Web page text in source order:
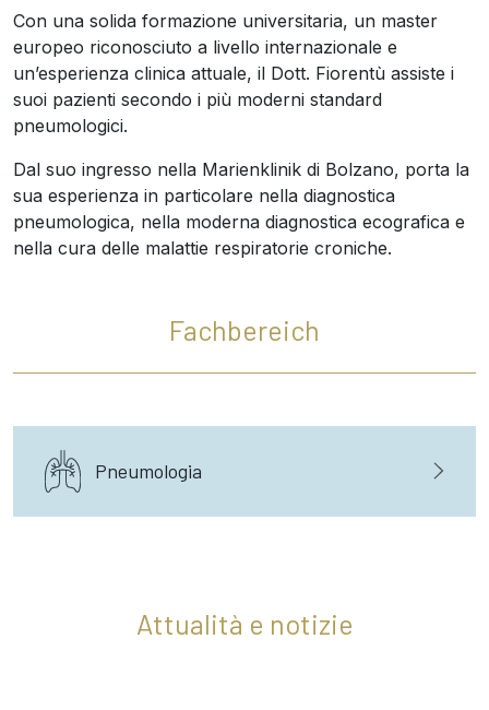
Con una solida formazione universitaria, un master
europeo riconosciuto a livello internazionale e
un’esperienza clinica attuale, il Dott. Fiorentù assiste i
suoi pazienti secondo i più moderni standard
pneumologici.
Dal suo ingresso nella Marienklinik di Bolzano, porta la
sua esperienza in particolare nella diagnostica
pneumologica, nella moderna diagnostica ecografica e
nella cura delle malattie respiratorie croniche.
Fachbereich
Pneumologia
Attualità e notizie